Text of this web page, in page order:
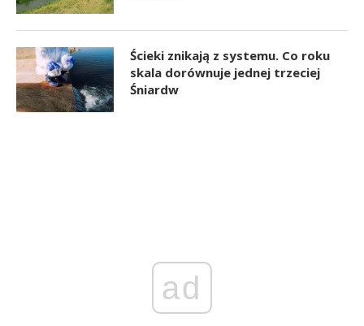
Ścieki znikają z systemu. Co roku
skala dorównuje jednej trzeciej
Śniardw
ad